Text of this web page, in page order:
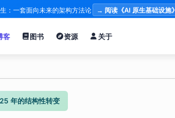
：一套面向未来的架构方法论 → 阅读《AI 原生基础设施》
客 图书 资源 关于
年的结构性转变